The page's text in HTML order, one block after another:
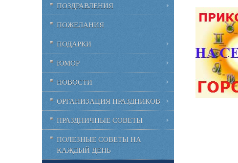
ПОЗДРАВЛЕНИЯ
ПОЖЕЛАНИЯ
ПОДАРКИ
ЮМОР
НОВОСТИ
ОРГАНИЗАЦИЯ ПРАЗДНИКОВ
ПРАЗДНИЧНЫЕ СОВЕТЫ
ПОЛЕЗНЫЕ СОВЕТЫ НА
КАЖДЫЙ ДЕНЬ